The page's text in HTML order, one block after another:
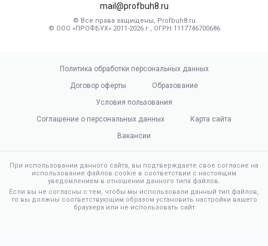
mail@profbuh8.ru
© Все права защищены, Profbuh8.ru
© ООО «ПРОФБУХ» 2011-2026 г., ОГРН 1117746700686
Политика обработки персональных данных
Договор оферты
Образование
Условия пользования
Соглашение о персональных данных
Карта сайта
Вакансии
При использовании данного сайта, вы подтверждаете свое согласие на
использование файлов cookie в соответствии с настоящим
уведомлением в отношении данного типа файлов.
Если вы не согласны с тем, чтобы мы использовали данный тип файлов,
то вы должны соответствующим образом установить настройки вашего
браузера или не использовать сайт